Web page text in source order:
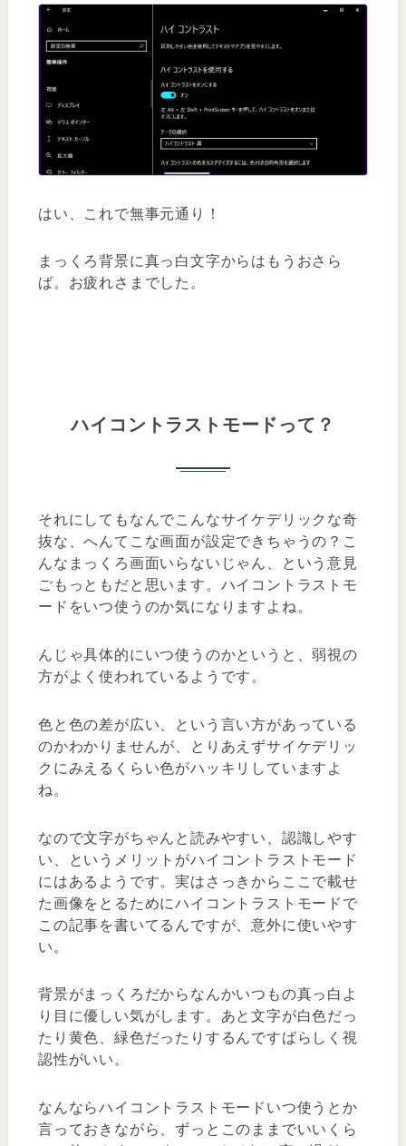
はい、これで無事元通り！
まっくろ背景に真っ白文字からはもうおさら
ば。お疲れさまでした。
ハイコントラストモードって？
それにしてもなんでこんなサイケデリックな奇
抜な、へんてこな画面が設定できちゃうの？こ
んなまっくろ画面いらないじゃん、という意見
ごもっともだと思います。ハイコントラストモ
ードをいつ使うのか気になりますよね。
んじゃ具体的にいつ使うのかというと、弱視の
方がよく使われているようです。
色と色の差が広い、という言い方があっている
のかわかりませんが、とりあえずサイケデリッ
クにみえるくらい色がハッキリしていますよ
ね。
なので文字がちゃんと読みやすい、認識しやす
い、というメリットがハイコントラストモード
にはあるようです。実はさっきからここで載せ
た画像をとるためにハイコントラストモードで
この記事を書いてるんですが、意外に使いやす
い。
背景がまっくろだからなんかいつもの真っ白よ
り目に優しい気がします。あと文字が白色だっ
たり黄色、緑色だったりするんですばらしく視
認性がいい。
なんならハイコントラストモードいつ使うとか
言っておきながら、ずっとこのままでいいくら